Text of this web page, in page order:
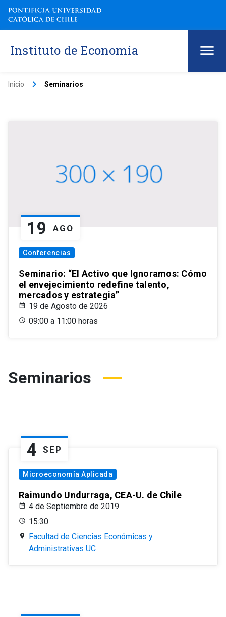
Instituto de Economía
Inicio keyboard_arrow_right Seminarios
19 AGO
Conferencias
Seminario: “El Activo que Ignoramos: Cómo
el envejecimiento redefine talento,
mercados y estrategia”
19 de Agosto de 2026
09:00 a 11:00 horas
Seminarios
4 SEP
Microeconomía Aplicada
Raimundo Undurraga, CEA-U. de Chile
4 de Septiembre de 2019
15:30
Facultad de Ciencias Económicas y
Administrativas UC